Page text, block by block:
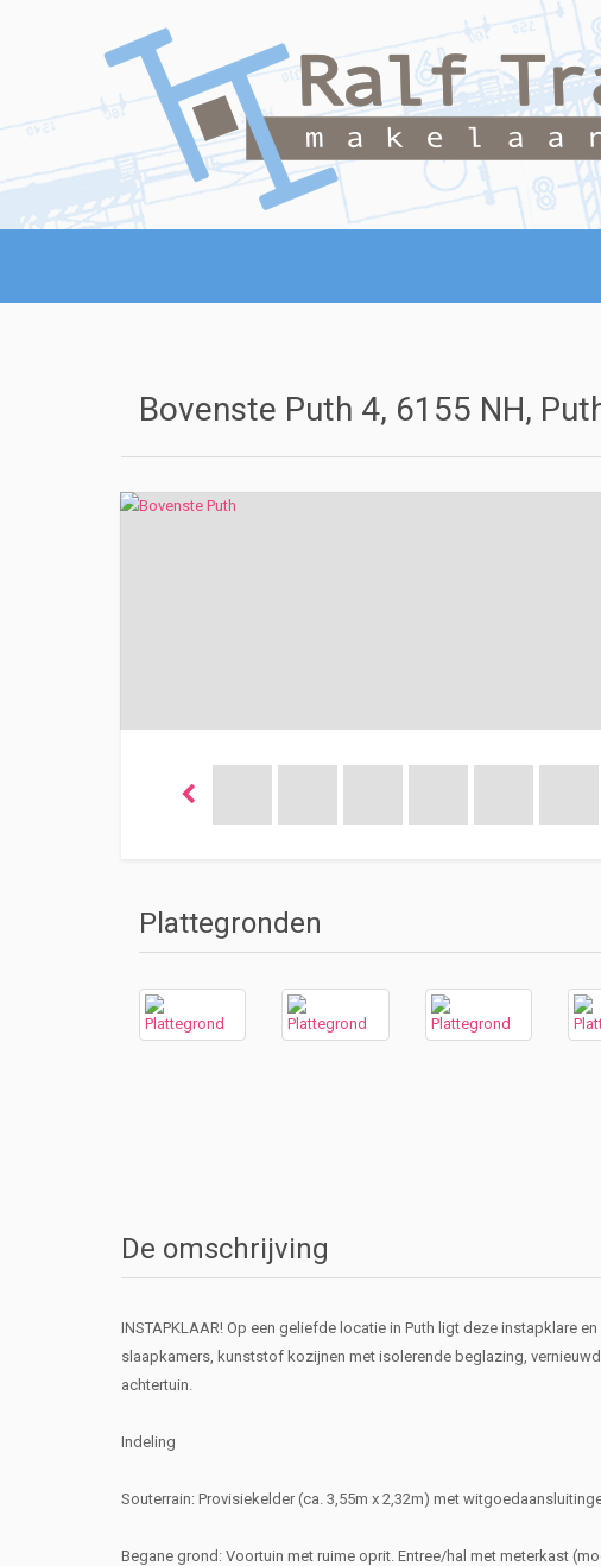
Bovenste Puth 4, 6155 NH,
Plattegronden
De omschrijving
INSTAPKLAAR! Op een geliefde locatie in Puth ligt deze instapklare
slaapkamers, kunststof kozijnen met isolerende beglazing,
achtertuin.
Indeling
Souterrain: Provisiekelder (ca. 3,55m x 2,32m) met
Begane grond: Voortuin met ruime oprit. Entree/hal met meterkast